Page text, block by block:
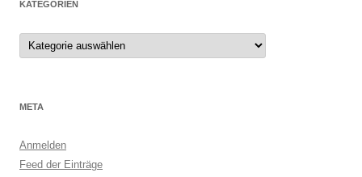
KATEGORIEN
Kategorien
META
Anmelden
Feed der Einträge